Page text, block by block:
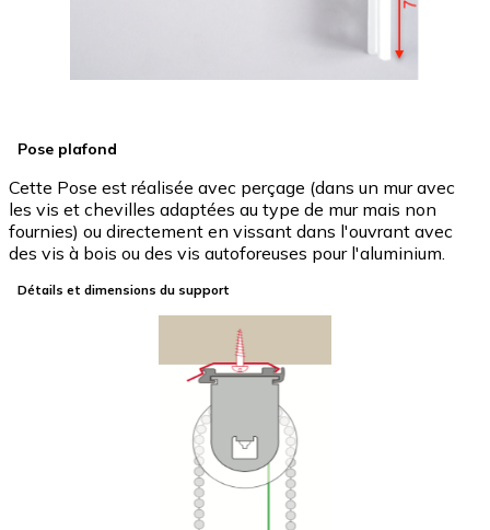
Pose plafond
Cette Pose est réalisée avec perçage (dans un mur avec
les vis et chevilles adaptées au type de mur mais non
fournies) ou directement en vissant dans l'ouvrant avec
des vis à bois ou des vis autoforeuses pour l'aluminium.
Détails et dimensions du support